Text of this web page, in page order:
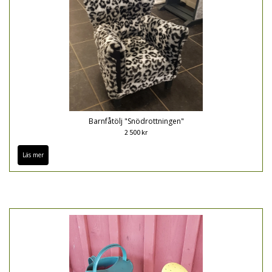
Barnfåtölj "Snödrottningen"
2 500 kr
Läs mer